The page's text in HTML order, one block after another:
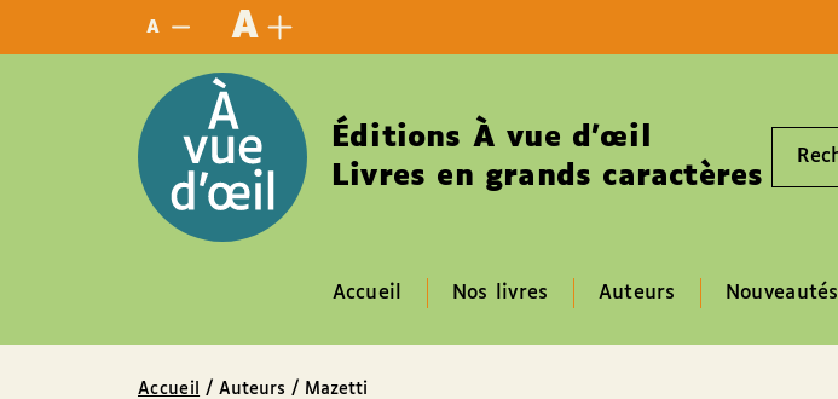
A A
Éditions À vue d’œil
Livres en grands caractères livre,
Accueil Nos livres Auteurs Nouveautés
Accueil / Auteurs / Mazetti
Panneau de gestion des cookies